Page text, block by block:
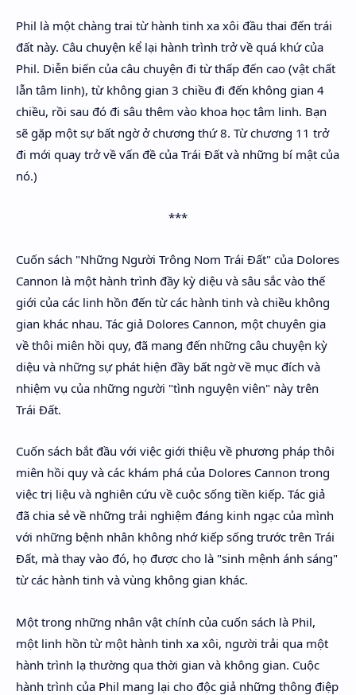
Phil là một chàng trai từ hành tinh xa xôi đầu thai đến trái
đất này. Câu chuyện kể lại hành trình trở về quá khứ của
Phil. Diễn biến của câu chuyện đi từ thấp đến cao (vật chất
lẫn tâm linh), từ không gian 3 chiều đi đến không gian 4
chiều, rồi sau đó đi sâu thêm vào khoa học tâm linh. Bạn
sẽ gặp một sự bất ngờ ở chương thứ 8. Từ chương 11 trở
đi mới quay trở về vấn đề của Trái Đất và những bí mật của
nó.)
***
Cuốn sách "Những Người Trông Nom Trái Đất" của Dolores
Cannon là một hành trình đầy kỳ diệu và sâu sắc vào thế
giới của các linh hồn đến từ các hành tinh và chiều không
gian khác nhau. Tác giả Dolores Cannon, một chuyên gia
về thôi miên hồi quy, đã mang đến những câu chuyện kỳ
diệu và những sự phát hiện đầy bất ngờ về mục đích và
nhiệm vụ của những người "tình nguyện viên" này trên
Trái Đất.
Cuốn sách bắt đầu với việc giới thiệu về phương pháp thôi
miên hồi quy và các khám phá của Dolores Cannon trong
việc trị liệu và nghiên cứu về cuộc sống tiền kiếp. Tác giả
đã chia sẻ về những trải nghiệm đáng kinh ngạc của mình
với những bệnh nhân không nhớ kiếp sống trước trên Trái
Đất, mà thay vào đó, họ được cho là "sinh mệnh ánh sáng"
từ các hành tinh và vùng không gian khác.
Một trong những nhân vật chính của cuốn sách là Phil,
một linh hồn từ một hành tinh xa xôi, người trải qua một
hành trình lạ thường qua thời gian và không gian. Cuộc
hành trình của Phil mang lại cho độc giả những thông điệp